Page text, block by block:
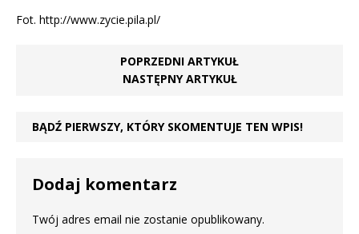
Fot. http://www.zycie.pila.pl/
POPRZEDNI ARTYKUŁ
NASTĘPNY ARTYKUŁ
BĄDŹ PIERWSZY, KTÓRY SKOMENTUJE TEN WPIS!
Dodaj komentarz
Twój adres email nie zostanie opublikowany.